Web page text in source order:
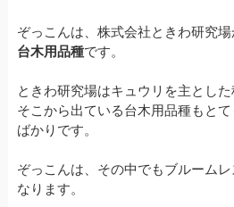
ぞっこんは、株式会社ときわ研究
台木用品種です。
ときわ研究場はキュウリを主とした
そこから出ている台木用品種もと
ばかりです。
ぞっこんは、その中でもブルーム
なります。